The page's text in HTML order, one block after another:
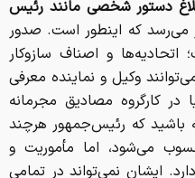
دستور شخصی مانند رئیس
می‌رسد که اینطور است. صدور
و اصناف سازوکار
وکیل و نماینده معرفی
در کارگروه مصادیق مجرمانه
باشید که رئیس‌جمهور هرچند
می‌شود، اما مأموریت و
ایشان نمی‌تواند در تمامی